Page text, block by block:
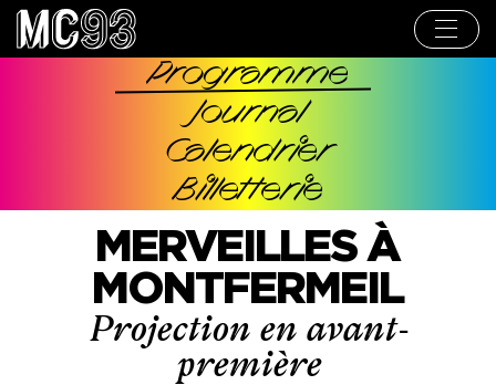
Aller
contenu
Navigation
Programme
Journal
Calendrier
Billetterie
MERVEILLES À
MONTFERMEIL
Projection en avant-
première